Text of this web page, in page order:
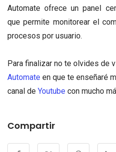
Automate ofrece un panel
que permite monitorear el
procesos por usuario.
Para finalizar no te olvides de
Automate en que te enseñaré
canal de Youtube con mucho
Compartir